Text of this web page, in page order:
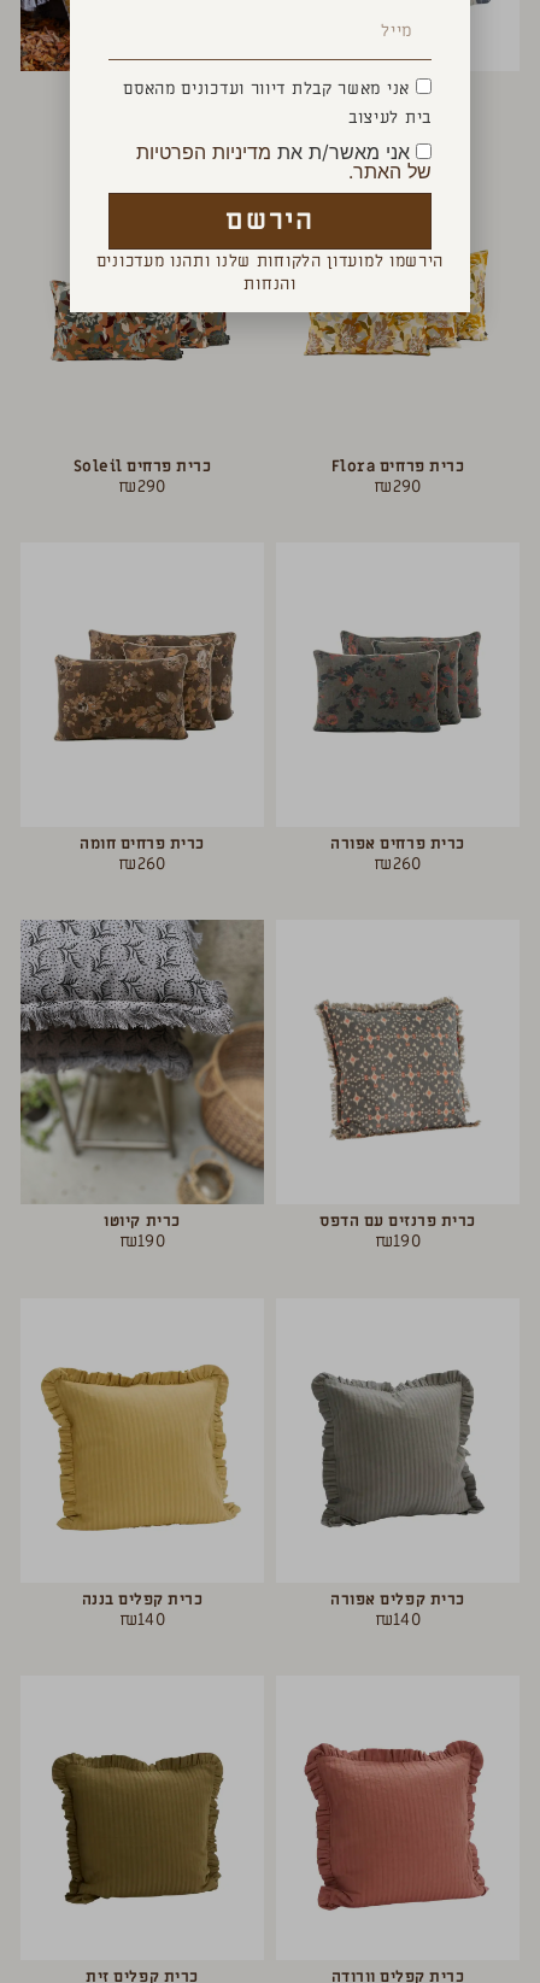
כרית פסים ים
₪140
כרית פרח צהובה
כרית פרחים Flora
₪290
כרית פרחים Soleil
₪290
כרית פרחים אפורה
₪260
כרית פרחים חומה
₪260
כרית פרנזים עם הדפס
₪190
כרית קיוטו
₪190
כרית קפלים אפורה
₪140
כרית קפלים בננה
₪140
כרית קפלים וורודה כרית קפלים זית
אני מאשר קבלת דיוור ועדכונים מהאסם
בית לעיצוב
אני מאשר/ת את מדיניות הפרטיות
של האתר.
הירשם
הירשמו למועדון הלקוחות שלנו ותהנו מעדכונים
והנחות